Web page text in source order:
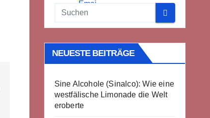
NEUESTE BEITRÄGE
Sine Alcohole (Sinalco): Wie eine
westfälische Limonade die Welt
eroberte